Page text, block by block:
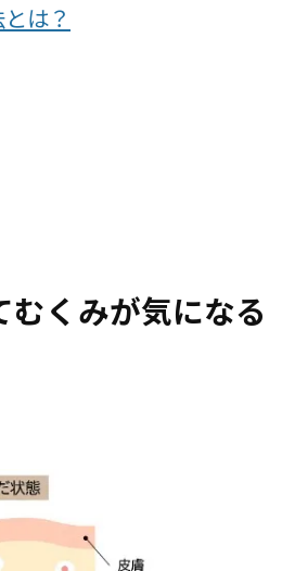
は？
むくみが気になる